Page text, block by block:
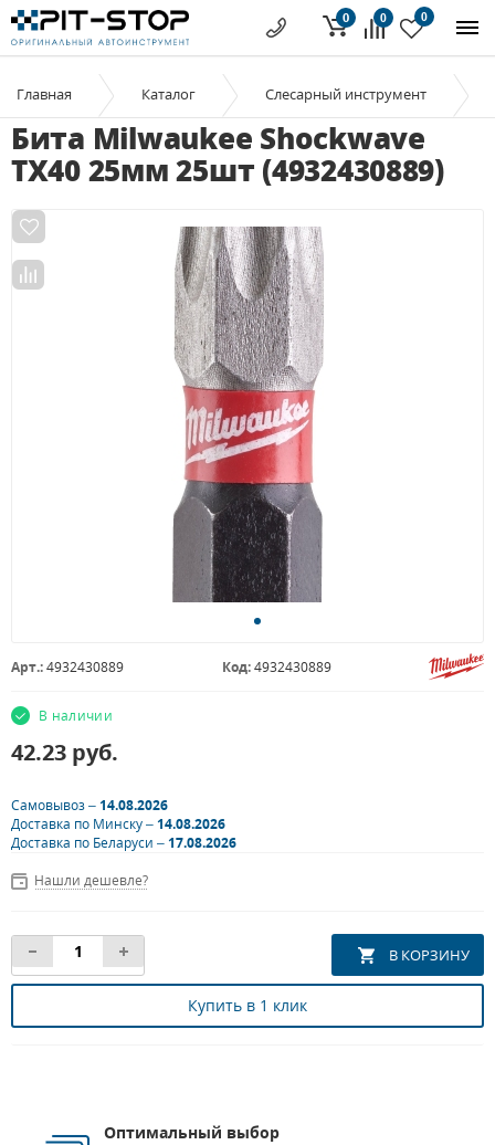
0 0
0
Главная Каталог Слесарный инструмент
Бита Milwaukee Shockwave
TX40 25мм 25шт (4932430889)
Арт.:4932430889 Код:4932430889
В наличии
42.23 руб.
Самовывоз –14.08.2026
Доставка по Минску –14.08.2026
Доставка по Беларуси –17.08.2026
Нашли дешевле?
Купить в 1 клик
Оптимальный выбор